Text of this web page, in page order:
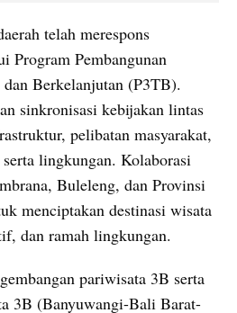
telah merespons
Program Pembangunan
Berkelanjutan (P3TB).
sinkronisasi kebijakan lintas
pelibatan masyarakat,
lingkungan. Kolaborasi
Buleleng, dan Provinsi
menciptakan destinasi wisata
dan ramah lingkungan.
pariwisata 3B serta
3B (Banyuwangi-Bali Barat-